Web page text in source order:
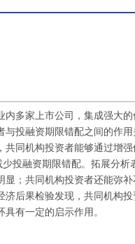
内多家上市公司，集成强大
与投融资期限错配之间的作
共同机构投资者能够通过增
少投融资期限错配。拓展分
显；共同机构投资者还能弥
济后果检验发现，共同机构
有一定的启示作用。